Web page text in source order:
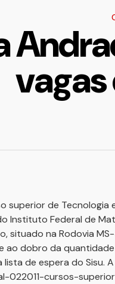
de Tecnologia
Instituto Federal de
situado na Rodovia
dobro da
de espera do Sisu.
022011-cursos-